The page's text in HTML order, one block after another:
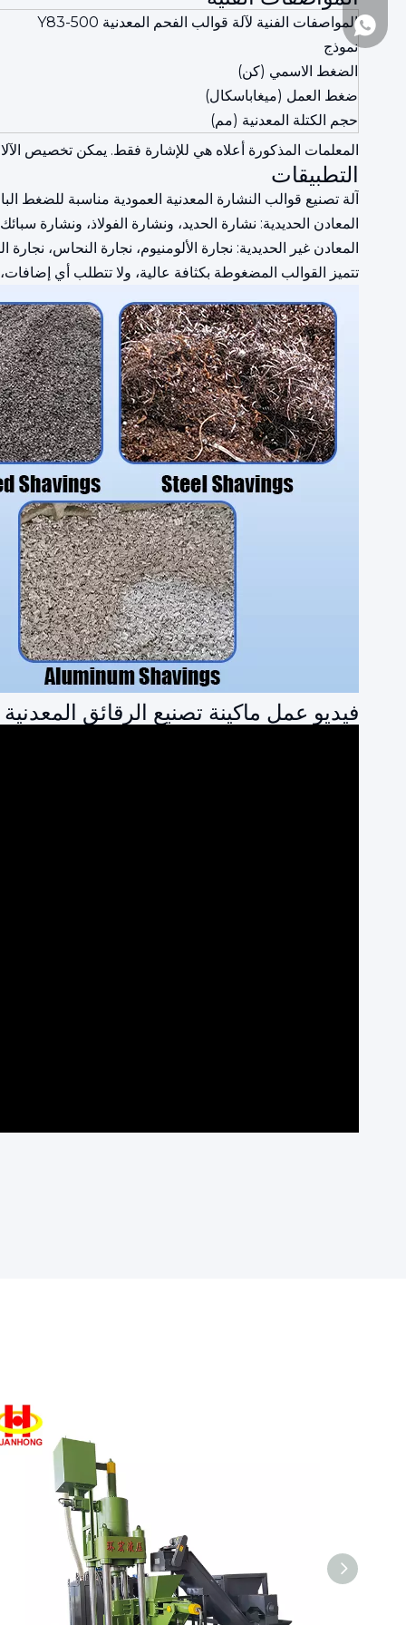
المواصفات الفنية لآلة قوالب الفحم المعدنية Y83-500
نموذج
الضغط الاسمي (كن)
ضغط العمل (ميغاباسكال)
حجم الكتلة المعدنية (مم)
المعلمات المذكورة أعلاه هي للإشارة فقط. يمكن تخصيص
التطبيقات
آلة تصنيع قوالب النشارة المعدنية العمودية مناسبة للضغط
المعادن الحديدية: نشارة الحديد، ونشارة الفولاذ، ونشارة
المعادن غير الحديدية: نجارة الألومنيوم، نجارة النحاس،
تتميز القوالب المضغوطة بكثافة عالية، ولا تتطلب أي
فيديو عمل ماكينة تصنيع الرقائق المعدنية
+86-